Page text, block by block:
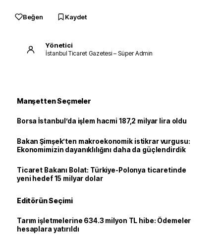
Beğen Kaydet
Yönetici
İstanbul Ticaret Gazetesi – Süper Admin
Manşetten Seçmeler
Borsa İstanbul’da işlem hacmi 187,2 milyar lira oldu
Bakan Şimşek’ten makroekonomik istikrar vurgusu:
Ekonomimizin dayanıklılığını daha da güçlendirdik
Ticaret Bakanı Bolat: Türkiye-Polonya ticaretinde
yeni hedef 15 milyar dolar
Editörün Seçimi
Tarım işletmelerine 634.3 milyon TL hibe: Ödemeler
hesaplara yatırıldı